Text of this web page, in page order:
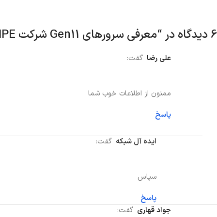
6 دیدگاه در “ معرفی سرورهای Gen11 شرکت HPE
علی رضا گفت:
ممنون از اطلاعات خوب شما
پاسخ
ایده آل شبکه گفت:
سپاس
پاسخ
جواد قهاری گفت: